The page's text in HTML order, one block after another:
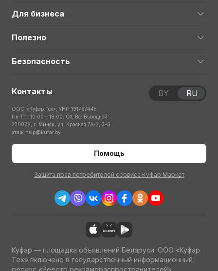
Для бизнеса
Полезно
Безопасность
Контакты
ООО «Куфар Тех», УНП 191767445
Пн-Пт: 10:00 – 18:00; Сб, Вс: Выходной
220029, г. Минск, ул. Красная 7А-2, 3-й
этаж help@kufar.by
Помощь
Защита прав потребителей сервиса Куфар Маркет
BY RU
Куфар — площадка объявлений Беларуси. ООО «Куфар
Тех» включено в государственный информационный
ресурс «Реестр рекламораспространителей»